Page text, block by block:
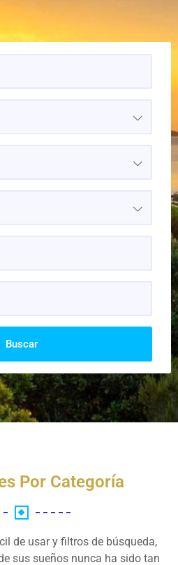
Buscar
Por Categoría
de usar y filtros de búsqueda,
sus sueños nunca ha sido tan